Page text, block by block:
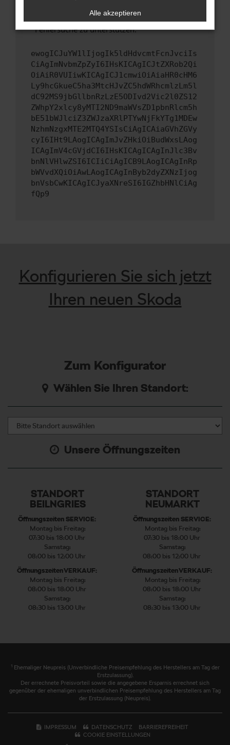
uns diesen Text schicken, um uns bei der
Fehlersuche zu unterstützen:
ewogICJuYW1lIjogIk5ldHdvcmtFcnJvciIs
CiAgImNvbmZpZyI6IHsKICAgICJtZXRob2Qi
OiAiR0VUIiwKICAgICJ1cmwiOiAiaHR0cHM6
Ly9hcGkueC5ha3MtcHJvZC5hdWRhcmlzLm5l
dC92MS9jbGllbnRzLzE5ODIvd2Vic2l0ZS12
ZWhpY2xlcy8yMTI2ND9maWVsZD1pbnRlcm5h
bE51bWJlciZ3ZWJzaXRlPTYwNjFkYTg1MDEw
NzhmNzgxMTE2MTQ4YSIsCiAgICAiaGVhZGVy
cyI6IHt9LAogICAgImJvZHkiOiBudWxsLAog
ICAgImV4cGVjdCI6IHsKICAgICAgInJlc3Bv
bnNlVHlwZSI6ICIiCiAgICB9LAogICAgInRp
bWVvdXQiOiAwLAogICAgInByb2dyZXNzIjog
bnVsbCwKICAgICJyaXNreSI6IGZhbHNlCiAg
fQp9
Konfigurieren Sie sich jetzt
Ihren neuen Skoda
Zum Konfigurator
Wählen Sie Ihren Standort:
Unsere Öffnungszeiten
STANDORT
BEILNGRIES
Öffnungszeiten SERVICE:
Montag bis Freitag:
07:30 bis 18:00 Uhr
Samstag:
08:00 bis 12:00 Uhr
Öffnungszeiten VERKAUF:
Montag bis Freitag:
08:00 bis 18:00 Uhr
Samstag:
08:30 bis 13:00 Uhr
STANDORT
NEUMARKT
Öffnungszeiten SERVICE:
Montag bis Freitag:
07:30 bis 18:00 Uhr
Samstag:
08:00 bis 12:00 Uhr
Öffnungszeiten VERKAUF:
Montag bis Freitag:
08:00 bis 18:00 Uhr
Samstag:
08:30 bis 13:00 Uhr
1Ehemaliger Neupreis (Unverbindliche Preisempfehlung des Herstellers am Tag der
Erstzulassung).
Der errechnete Preisvorteil sowie die angegebene Ersparnis errechnet sich
gegenüber der ehemaligen unverbindlichen Preisempfehlung des Herstellers am Tag
der Erstzulassung (Neupreis).
IMPRESSUM DATENSCHUTZ
BARRIEREFREIHEIT
COOKIE EINSTELLUNGEN
Alle akzeptieren